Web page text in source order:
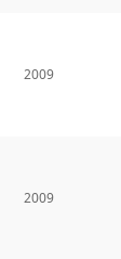
2009
2009